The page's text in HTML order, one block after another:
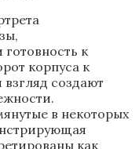
к
корпуса к
создают
в некоторых
как